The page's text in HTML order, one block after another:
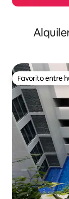
Favorito entre
Favorito entre